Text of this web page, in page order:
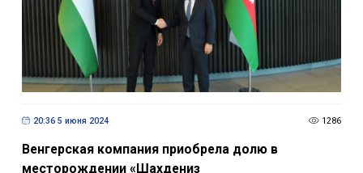
20:36 5 июня 2024 1286
Венгерская компания приобрела долю в
месторождении «Шахдениз